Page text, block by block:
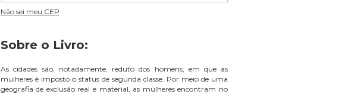
Não sei meu CEP
Sobre o Livro:
As cidades são, notadamente, reduto dos homens, em que às
mulheres é imposto o status de segunda classe. Por meio de uma
geografia de exclusão real e material, as mulheres encontram no